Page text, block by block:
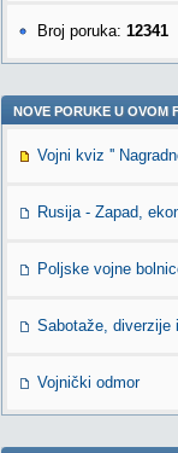
Broj poruka: 12341
NOVE PORUKE U OVOM
Vojni kviz ''
Rusija - Zapad,
Poljske vojne
Sabotaže, diverzije
Vojnički odmor